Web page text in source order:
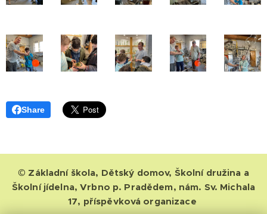
Share
© Základní škola, Dětský domov, Školní družina a
Školní jídelna, Vrbno p. Pradědem, nám. Sv. Michala
17, příspěvková organizace